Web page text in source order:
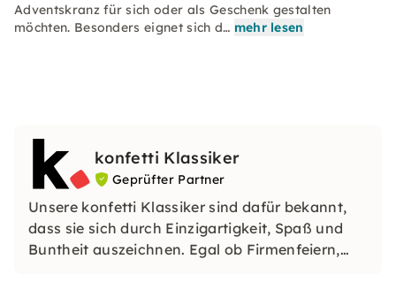
Adventskranz für sich oder als Geschenk gestalten
möchten. Besonders eignet sich d… mehr lesen
konfetti Klassiker
Geprüfter Partner
Unsere konfetti Klassiker sind dafür bekannt,
dass sie sich durch Einzigartigkeit, Spaß und
Buntheit auszeichnen. Egal ob Firmenfeiern,